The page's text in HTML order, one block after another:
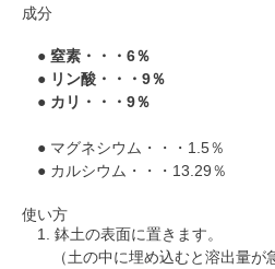
成分
● 窒素・・・6％
● リン酸・・・9％
● カリ・・・9％
● マグネシウム・・・1.5％
● カルシウム・・・13.29％
使い方
1. 鉢土の表面に置きます。
（土の中に埋め込むと溶出量が